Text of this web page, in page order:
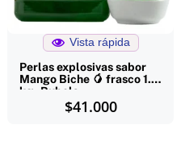
Vista rápida
Perlas explosivas sabor
Mango Biche 🥭 frasco 1.1
kg- Bubols
$41.000